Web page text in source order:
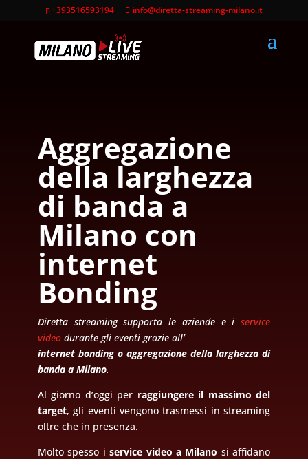
+393516593194 info@diretta-streaming-milano.it
Aggregazione
della larghezza
di bandaa
Milano con
internet
Bonding
Diretta streaming supporta le aziende e iservice
videodurante gli eventi grazie all’
internet bonding o aggregazione della larghezza di
banda a Milano.
Al giorno d’oggi per raggiungere il massimo del
target, gli eventi vengono trasmessi in streaming
oltre che in presenza.
Molto spesso iservice video a Milano si affidano